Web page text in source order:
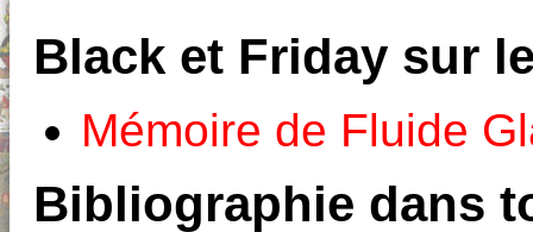
Black et Friday sur
Mémoire de Fluide
Bibliographie dans